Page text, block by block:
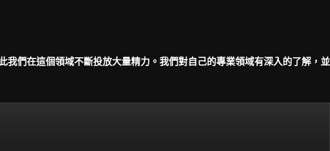
們在這個領域不斷投放大量精力。我們對自己的專業領域有深入的了解，並